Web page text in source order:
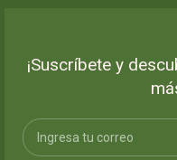
¡Suscríbete y